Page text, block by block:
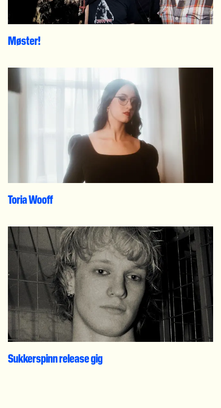
Møster!
Toria Wooff
Sukkerspinn release gig